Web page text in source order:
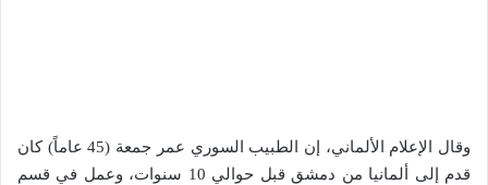
وقال الإعلام الألماني، إن الطبيب السوري عمر جمعة (45 عاماً) كان
قدم إلى ألمانيا من دمشق قبل حوالي 10 سنوات، وعمل في قسم